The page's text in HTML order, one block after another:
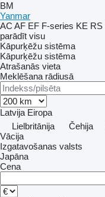
BM
Yanmar
AC AF EF F-series KE RS
parādīt visu
Kāpurķēžu sistēma
Kāpurķēžu sistēma
Atrašanās vieta
Meklēšana rādiusā
Latvija Eiropa
Lielbritānija
Čehija
Vācija
Izgatavošanas valsts
Japāna
Cena